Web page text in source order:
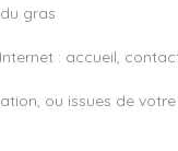
gras
: accueil,
ou issues de